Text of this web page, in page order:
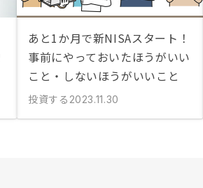
あと1か月で新NISAスタート！
事前にやっておいたほうがいい
こと・しないほうがいいこと
投資する 2023.11.30